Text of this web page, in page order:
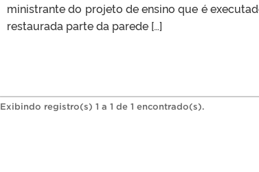
ministrante do projeto de ensino que é
restaurada parte da parede […]
Exibindo registro(s) 1 a 1 de 1 encontrado(s).